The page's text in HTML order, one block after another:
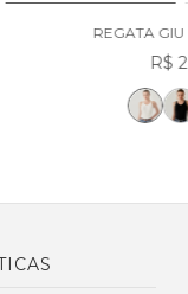
REGATA GIU
R$